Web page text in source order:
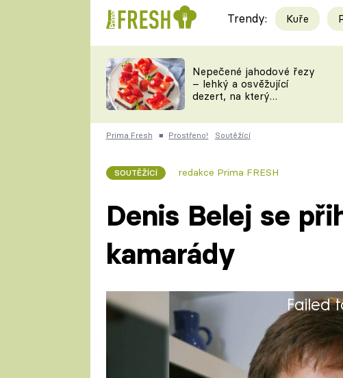
Videorecepty
TEĎ VAŘÍ ŠÉF!
ČESKO NA TALÍŘI
KUCHAŘKA
Trendy: Kuře
Nepečené jahodové řezy
– lehký a osvěžující
dezert, na který
Prima Fresh ■ Prostřeno! Soutěžící
SOUTĚŽÍCÍ redakce Prima FRESH
Denis Belej se
kamarády
Failed
Denis (19) odmaturoval na Střední